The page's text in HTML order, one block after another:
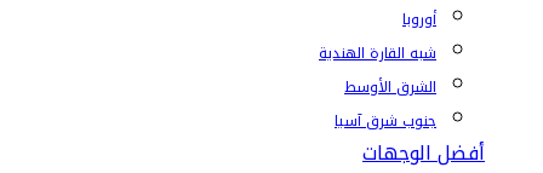
أوروبا
شبه القارة الهندية
الشرق الأوسط
جنوب شرق آسيا
أفضل الوجهات